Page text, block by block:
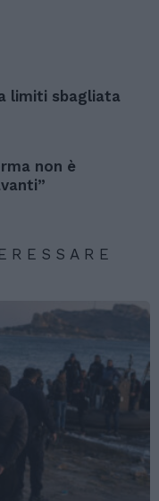
limiti sbagliata
non è